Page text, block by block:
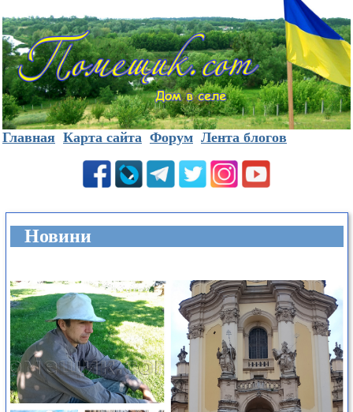
Главная Карта сайта Форум Лента блогов
Новини